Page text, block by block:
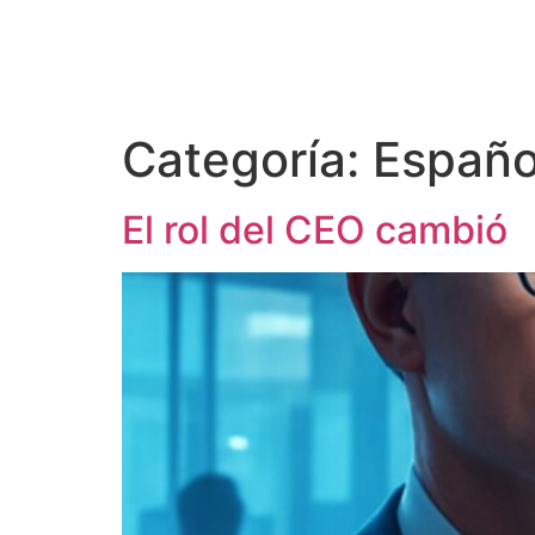
Categoría:
El rol del CEO cambió